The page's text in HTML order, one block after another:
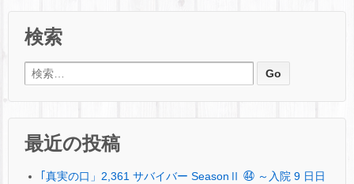
検索
検索:
最近の投稿
｢真実の口」2,361 サバイバー SeasonⅡ ㊹ ～入院 9 日日